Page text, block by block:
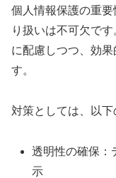
個人情報保護の重
り扱いは不可欠で
に配慮しつつ、効
す。
対策としては、以下
透明性の確保：
示